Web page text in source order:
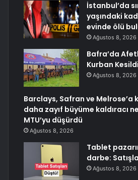
İstanbul’da
yaşındaki
evinde ölü
Ağustos 8, 2026
Bafra’da
Kurban Kesildi
Ağustos 8, 2026
Barclays, Safran ve Melrose’a
daha zayıf büyüme kaldıracı
MTU’yu düşürdü
Ağustos 8, 2026
Tablet
darbe:
Ağustos 8, 2026